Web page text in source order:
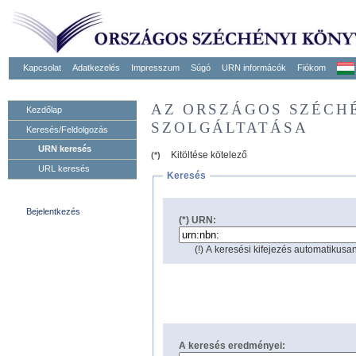
Kapcsolat Adatkezelés Impresszum Súgó URN informácók Fiókom
Kezdőlap
Keresés/Feldolgozás
URN keresés
URL keresés
Bejelentkezés
AZ ORSZÁGOS
SZOLGÁLTATÁSA
(*)
Kitöltése kötelező
Keresés
(*) URN:
(!) A keresési kifejezés
A keresés eredményei: